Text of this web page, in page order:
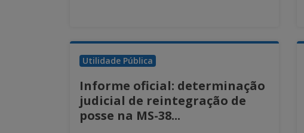
Utilidade Pública
Informe oficial: determinação
judicial de reintegração de
posse na MS-38...